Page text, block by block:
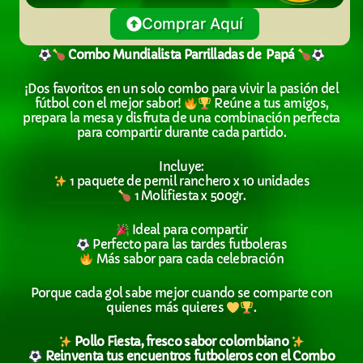
Comprar Aquí
Combo Mundialista Parrilladas de Papá
¡Dos favoritos en un solo combo para vivir la pasión del
fútbol con el mejor sabor!
Reúne a tus amigos,
prepara la mesa y disfruta de una combinación perfecta
para compartir durante cada partido.
Incluye:
1 paquete de pernil ranchero x 10 unidades
1 Molifiesta x 500gr.
Ideal para compartir
Perfecto para las tardes futboleras
Más sabor para cada celebración
Porque cada gol sabe mejor cuando se comparte con
quienes más quieres
.
Pollo Fiesta, fresco sabor colombiano
Reinventa tus encuentros futboleros con el Combo